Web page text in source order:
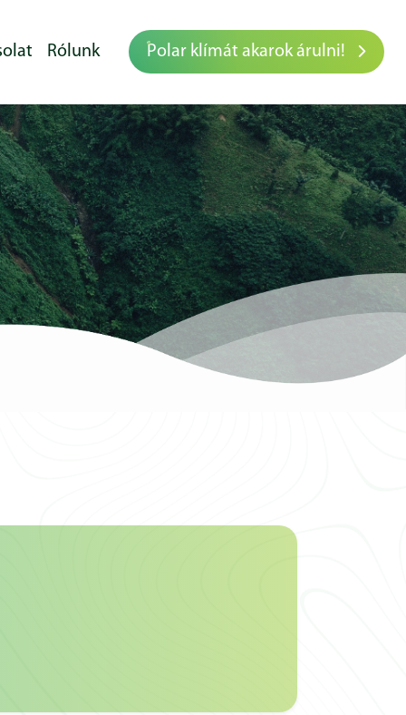
Rólunk Polar klímát akarok árulni!